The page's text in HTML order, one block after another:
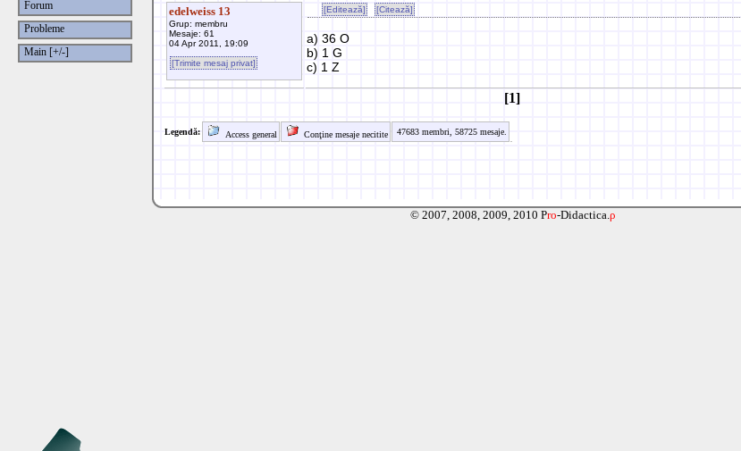
Forum
Probleme
Main [+/-]
edelweiss 13
Grup: membru
Mesaje: 61
04 Apr 2011, 19:09
[Trimite mesaj privat]
[Editează] [Citează]
a) 36 O
b) 1 G
c) 1 Z
[1]
Legendă: Access general Conţine mesaje necitite 47683 membri, 58725 mesaje.
© 2007, 2008, 2009, 2010 Pro-Didactica.ρ